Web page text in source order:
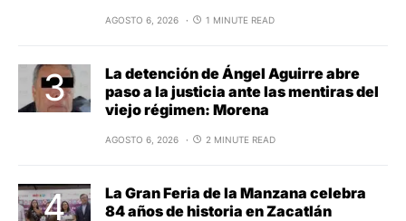
AGOSTO 6, 2026 1 MINUTE READ
La detención de Ángel Aguirre abre
paso a la justicia ante las mentiras del
viejo régimen: Morena
AGOSTO 6, 2026 2 MINUTE READ
La Gran Feria de la Manzana celebra
84 años de historia en Zacatlán